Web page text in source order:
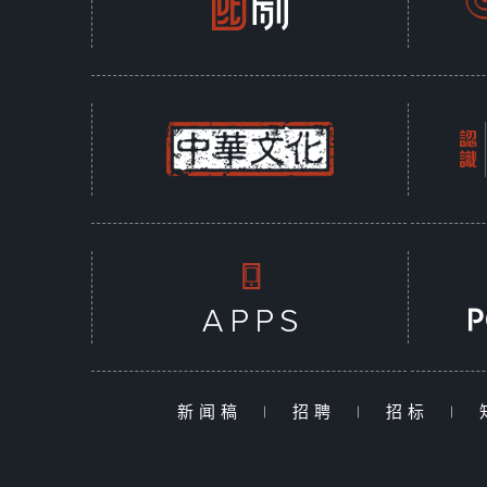
新闻稿 | 招聘 | 招标 |